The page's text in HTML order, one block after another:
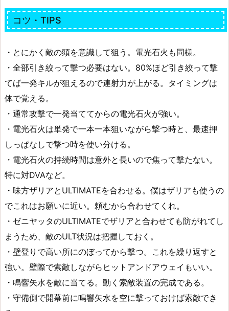
コツ・TIPS
・とにかく敵の頭を意識して狙う。電光石火も同様。
・全部引き絞って撃つ必要はない。80%ほど引き絞って撃
てば一発キルが狙えるので連射力が上がる。タイミングは
体で覚える。
・通常攻撃で一発当ててからの電光石火が強い。
・電光石火は単発で一本一本狙いながら撃つ時と、最速押
しっぱなしで撃つ時を使い分ける。
・電光石火の持続時間は意外と長いので焦って撃たない。
特に対DVAなど。
・味方ザリアとULTIMATEを合わせる。僕はザリアも使うの
でこれはお願いに近い。頼むから合わせてくれ。
・ゼニヤッタのULTIMATEでザリアと合わせても防がれてし
まうため、敵のULT状況は把握しておく。
・壁登りで高い所にのぼってから撃つ。これを繰り返すと
強い。壁際で索敵しながらヒットアンドアウェイもいい。
・鳴響矢水を敵に当てる。動く索敵装置の完成である。
・守備側で開幕前に鳴響矢水を空に撃っておけば索敵でき